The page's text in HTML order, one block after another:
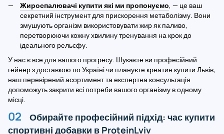
Жироспалювачі купити які ми пропонуємо, — це ваш
секретний інструмент для прискорення метаболізму. Вони
змушують організм використовувати жир як паливо,
перетворюючи кожну хвилину тренування на крок до
ідеального рельєфу.
У нас є все для вашого прогресу. Шукаєте ви професійний
гейнер з доставкою по Україні чи плануєте креатин купити Львів,
наш перевірений асортимент та експертна консультація
допоможуть закрити всі потреби вашого організму в одному
місці.
Обирайте професійний підхід: час купити
спортивні добавки в ProteinLviv